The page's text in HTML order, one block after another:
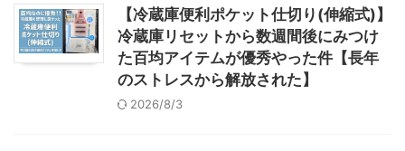
【冷蔵庫便利ポケット仕切り(伸縮式)】
冷蔵庫リセットから数週間後にみつけ
た百均アイテムが優秀やった件【長年
のストレスから解放された】
2026/8/3